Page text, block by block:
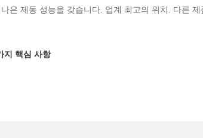
은 제동 성능을 갖습니다. 업계 최고의 위치. 다른
지 핵심 사항